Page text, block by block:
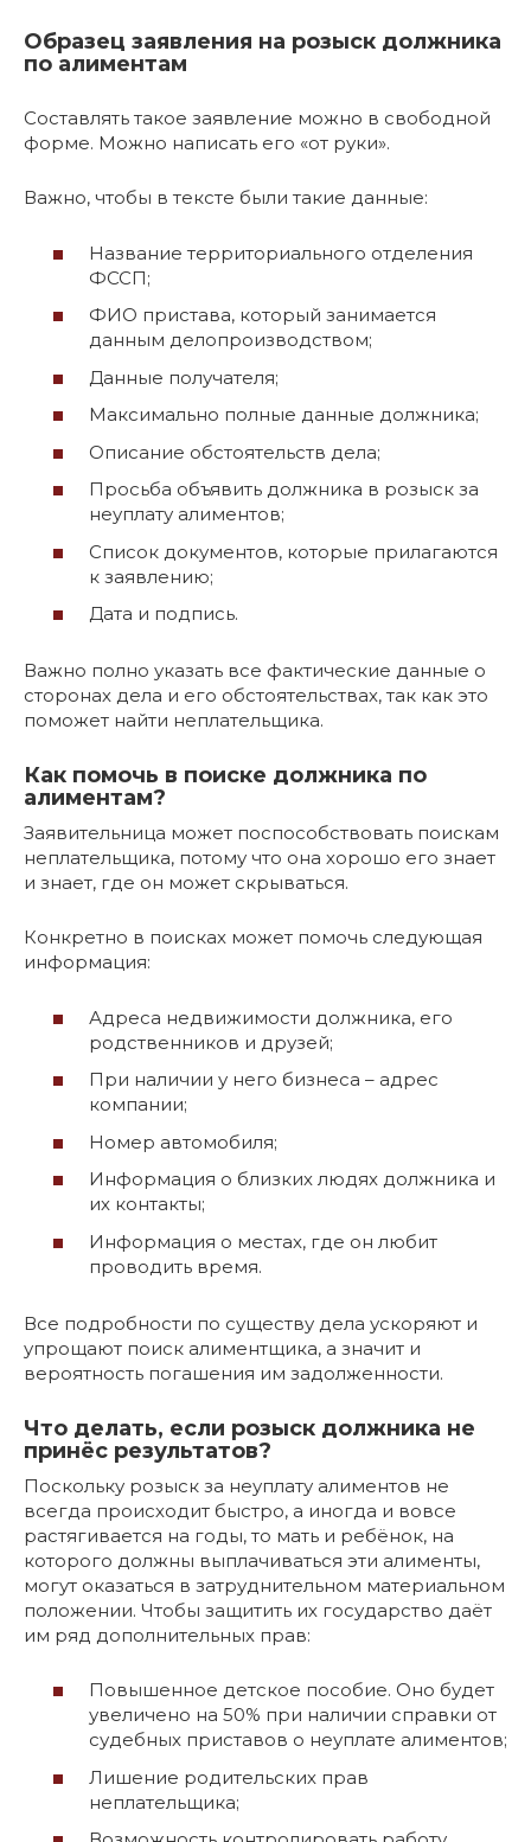
Образец заявления на розыск должника
по алиментам
Составлять такое заявление можно в свободной
форме. Можно написать его «от руки».
Важно, чтобы в тексте были такие данные:
Название территориального отделения
ФССП;
ФИО пристава, который занимается
данным делопроизводством;
Данные получателя;
Максимально полные данные должника;
Описание обстоятельств дела;
Просьба объявить должника в розыск за
неуплату алиментов;
Список документов, которые прилагаются
к заявлению;
Дата и подпись.
Важно полно указать все фактические данные о
сторонах дела и его обстоятельствах, так как это
поможет найти неплательщика.
Как помочь в поиске должника по
алиментам?
Заявительница может поспособствовать поискам
неплательщика, потому что она хорошо его знает
и знает, где он может скрываться.
Конкретно в поисках может помочь следующая
информация:
Адреса недвижимости должника, его
родственников и друзей;
При наличии у него бизнеса – адрес
компании;
Номер автомобиля;
Информация о близких людях должника и
их контакты;
Информация о местах, где он любит
проводить время.
Все подробности по существу дела ускоряют и
упрощают поиск алиментщика, а значит и
вероятность погашения им задолженности.
Что делать, если розыск должника не
принёс результатов?
Поскольку розыск за неуплату алиментов не
всегда происходит быстро, а иногда и вовсе
растягивается на годы, то мать и ребёнок, на
которого должны выплачиваться эти алименты,
могут оказаться в затруднительном материальном
положении. Чтобы защитить их государство даёт
им ряд дополнительных прав:
Повышенное детское пособие. Оно будет
увеличено на 50% при наличии справки от
судебных приставов о неуплате алиментов;
Лишение родительских прав
неплательщика;